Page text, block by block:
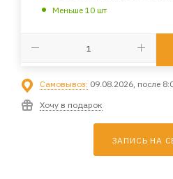
Меньше 10 шт
Самовывоз: 09.08.2026, после
Хочу в подарок
ЗАПИСЬ НА